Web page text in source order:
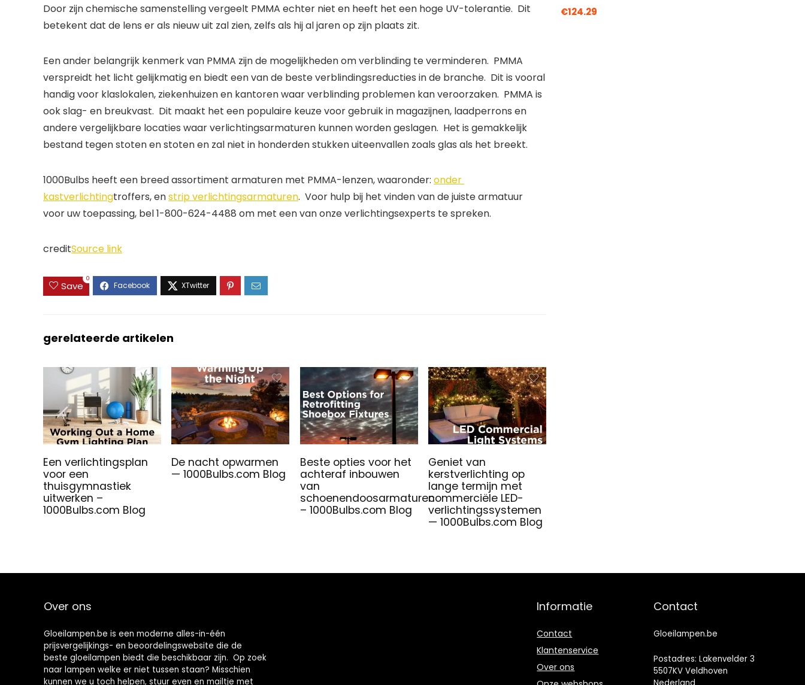
Door zijn chemische samenstelling vergeelt PMMA echter niet en heeft het een hoge UV-tolerantie.  Dit
betekent dat de lens er als nieuw uit zal zien, zelfs als hij al jaren op zijn plaats zit.
Een ander belangrijk kenmerk van PMMA zijn de mogelijkheden om verblinding te verminderen.  PMMA
verspreidt het licht gelijkmatig en biedt een van de beste verblindingsreducties in de branche.  Dit is vooral
handig voor klaslokalen, ziekenhuizen en kantoren waar verblinding problemen kan veroorzaken.  PMMA is
ook slag- en breukvast.  Dit maakt het een populaire keuze voor gebruik in magazijnen, laadperrons en
andere vergelijkbare locaties waar verlichtingsarmaturen kunnen worden geslagen.  Het is gemakkelijk
bestand tegen stoten en stoten en zal niet in honderden stukken uiteenvallen zoals glas als het breekt.
1000Bulbs heeft een breed assortiment armaturen met PMMA-lenzen, waaronder: onder
kastverlichtingtroffers, en strip verlichtingsarmaturen.  Voor hulp bij het vinden van de juiste armatuur
voor uw toepassing, bel 1-800-624-4488 om met een van onze verlichtingsexperts te spreken.
creditSource link
Save
0
gerelateerde artikelen
Een verlichtingsplan
voor een
thuisgymnastiek
uitwerken –
1000Bulbs.com Blog
De nacht opwarmen
— 1000Bulbs.com Blog
Beste opties voor het
achteraf inbouwen
van
schoenendoosarmaturen
– 1000Bulbs.com Blog
Geniet van
kerstverlichting op
lange termijn met
commerciële LED-
verlichtingssystemen
— 1000Bulbs.com Blog
€124.29
Over ons
Gloeilampen.be is een moderne alles-in-één
prijsvergelijkings- en beoordelingswebsite die de
beste gloeilampen biedt die beschikbaar zijn. Op zoek
naar lampen welke er niet tussen staan? Misschien
kunnen we u toch helpen, stuur even en mailtje met
Informatie
Contact
Klantenservice
Over ons
Contact
Gloeilampen.be
Postadres: Lakenvelder 3
5507KV Veldhoven